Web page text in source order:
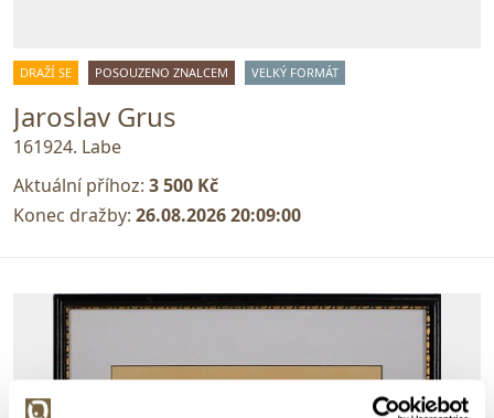
DRAŽÍ SE POSOUZENO ZNALCEM VELKÝ FORMÁT
Jaroslav Grus
161924. Labe
Aktuální příhoz: 3 500 Kč
Konec dražby: 26.08.2026 20:09:00